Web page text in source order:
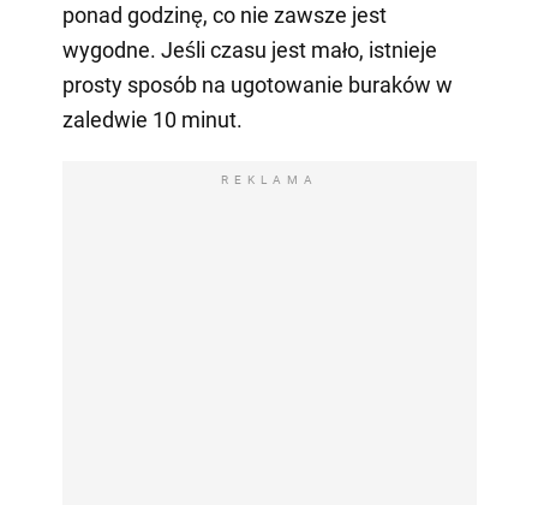
ponad godzinę, co nie zawsze jest
wygodne. Jeśli czasu jest mało, istnieje
prosty sposób na ugotowanie buraków w
zaledwie 10 minut.
REKLAMA